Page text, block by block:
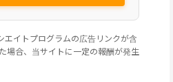
イトプログラムの広告リンクが含
場合、当サイトに一定の報酬が発生